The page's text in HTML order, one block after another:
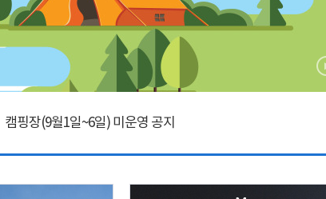
캠핑장(9월1일~6일) 미운영 공지
[6/1]전산시스템 점검 및 안정화에 따른 서비스 이용 제한 안내